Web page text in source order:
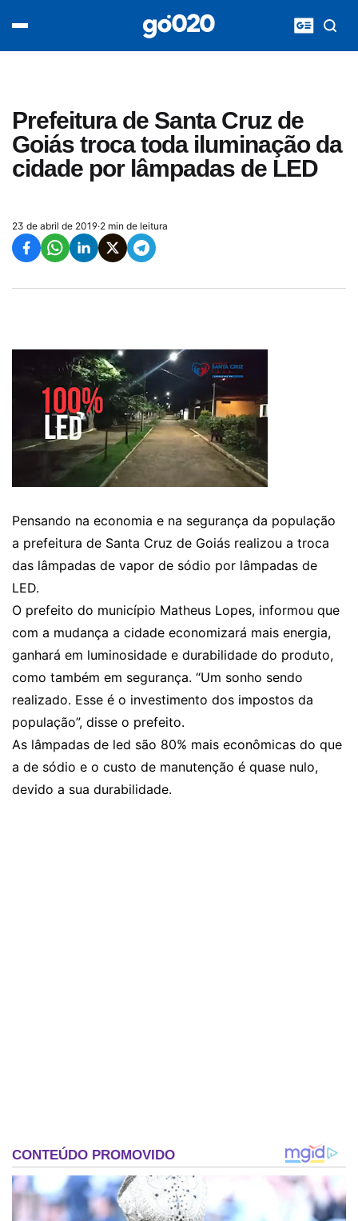
Prefeitura de Santa Cruz de
Goiás troca toda iluminação da
cidade por lâmpadas de LED
23 de abril de 2019·2 min de leitura
Pensando na economia e na segurança da população
a prefeitura de Santa Cruz de Goiás realizou a troca
das lâmpadas de vapor de sódio por lâmpadas de
LED.
O prefeito do município Matheus Lopes, informou que
com a mudança a cidade economizará mais energia,
ganhará em luminosidade e durabilidade do produto,
como também em segurança. “Um sonho sendo
realizado. Esse é o investimento dos impostos da
população”, disse o prefeito.
As lâmpadas de led são 80% mais econômicas do que
a de sódio e o custo de manutenção é quase nulo,
devido a sua durabilidade.
acontece agora
entretenimento
vídeos
pod020